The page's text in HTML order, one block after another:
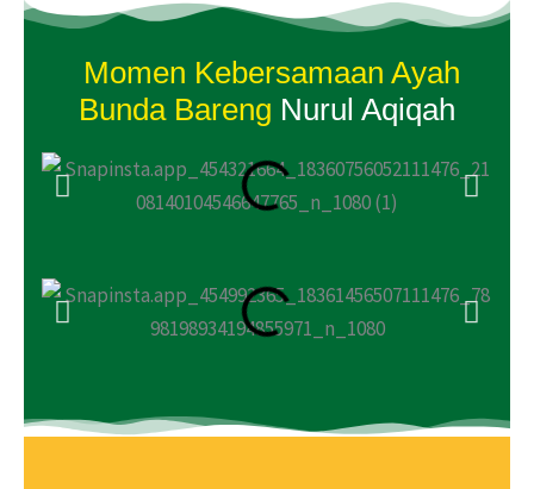
Momen Kebersamaan Ayah
Bunda Bareng Nurul Aqiqah